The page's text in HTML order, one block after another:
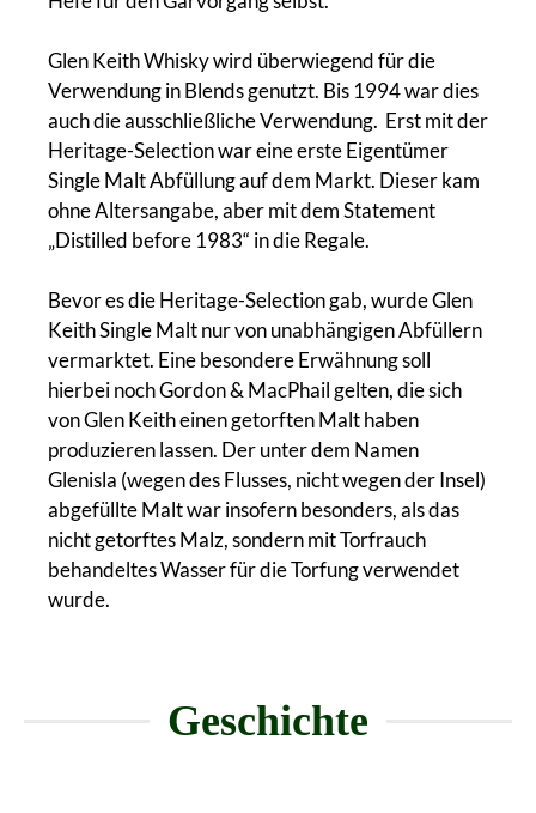
Glen Keith Whisky wird überwiegend für die
Verwendung in Blends genutzt. Bis 1994 war dies
auch die ausschließliche Verwendung. Erst mit der
Heritage-Selection war eine erste Eigentümer
Single Malt Abfüllung auf dem Markt. Dieser kam
ohne Altersangabe, aber mit dem Statement
„Distilled before 1983“ in die Regale.
Bevor es die Heritage-Selection gab, wurde Glen
Keith Single Malt nur von unabhängigen Abfüllern
vermarktet. Eine besondere Erwähnung soll
hierbei noch Gordon & MacPhail gelten, die sich
von Glen Keith einen getorften Malt haben
produzieren lassen. Der unter dem Namen
Glenisla (wegen des Flusses, nicht wegen der Insel)
abgefüllte Malt war insofern besonders, als das
nicht getorftes Malz, sondern mit Torfrauch
behandeltes Wasser für die Torfung verwendet
wurde.
Geschichte